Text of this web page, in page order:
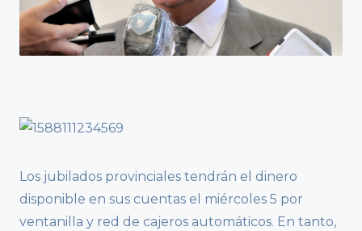
Los jubilados provinciales tendrán el dinero
disponible en sus cuentas el miércoles 5 por
ventanilla y red de cajeros automáticos. En tanto,